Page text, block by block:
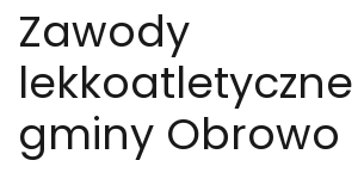
Zawody
lekkoatletyczne
gminy Obrowo